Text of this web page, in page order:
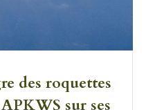
des roquettes
sur ses